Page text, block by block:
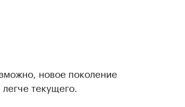
новое поколение
текущего.